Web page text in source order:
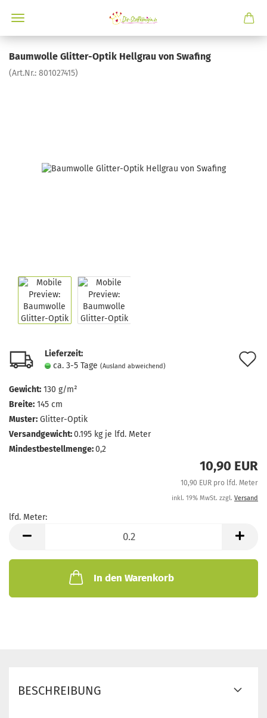
Baumwolle Glitter-Optik Hellgrau von Swafing
(Art.Nr.: 801027415)
Lieferzeit:
ca. 3-5 Tage (Ausland abweichend)
Gewicht: 130 g/m²
Breite: 145 cm
Muster: Glitter-Optik
Versandgewicht:0.195 kg je lfd. Meter
Mindestbestellmenge:0,2
10,90 EUR
10,90 EUR pro lfd. Meter
inkl. 19% MwSt. zzgl. Versand
lfd. Meter:
Meter
In den Warenkorb
BESCHREIBUNG